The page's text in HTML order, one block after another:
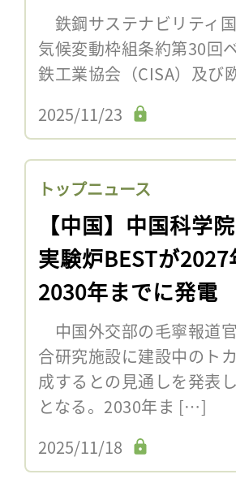
鉄鋼サステナビリティ
気候変動枠組条約第30回
鉄工業協会（CISA）及
2025/11/23
トップニュース
【中国】中国科学
実験炉BESTが
2030年までに発電
中国外交部の毛寧報道
合研究施設に建設中のト
成するとの見通しを発表
となる。2030年ま […]
2025/11/18